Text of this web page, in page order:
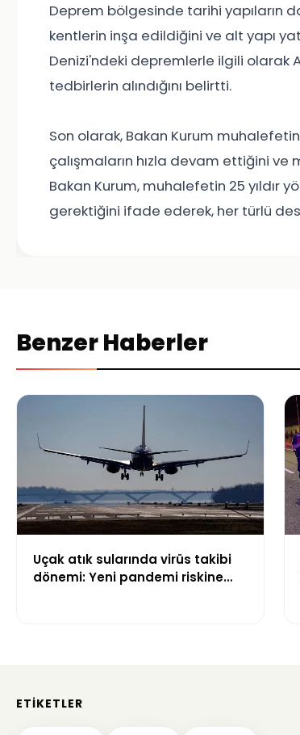
Deprem bölgesinde tarihi yapıların
kentlerin inşa edildiğini ve alt yapı
Denizi'ndeki depremlerle ilgili olarak
tedbirlerin alındığını belirtti.
Son olarak, Bakan Kurum
çalışmaların hızla devam ettiğini ve
Bakan Kurum, muhalefetin 25 yıldır
gerektiğini ifade ederek, her türlü
Benzer Haberler
Uçak atık sularında virüs takibi
dönemi: Yeni pandemi riskine
ETIKETLER